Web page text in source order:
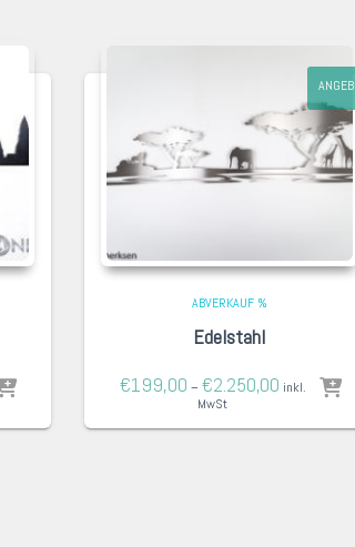
ABVERKAUF %
Edelstahl
€199,00 – €2.250,00 inkl.
MwSt